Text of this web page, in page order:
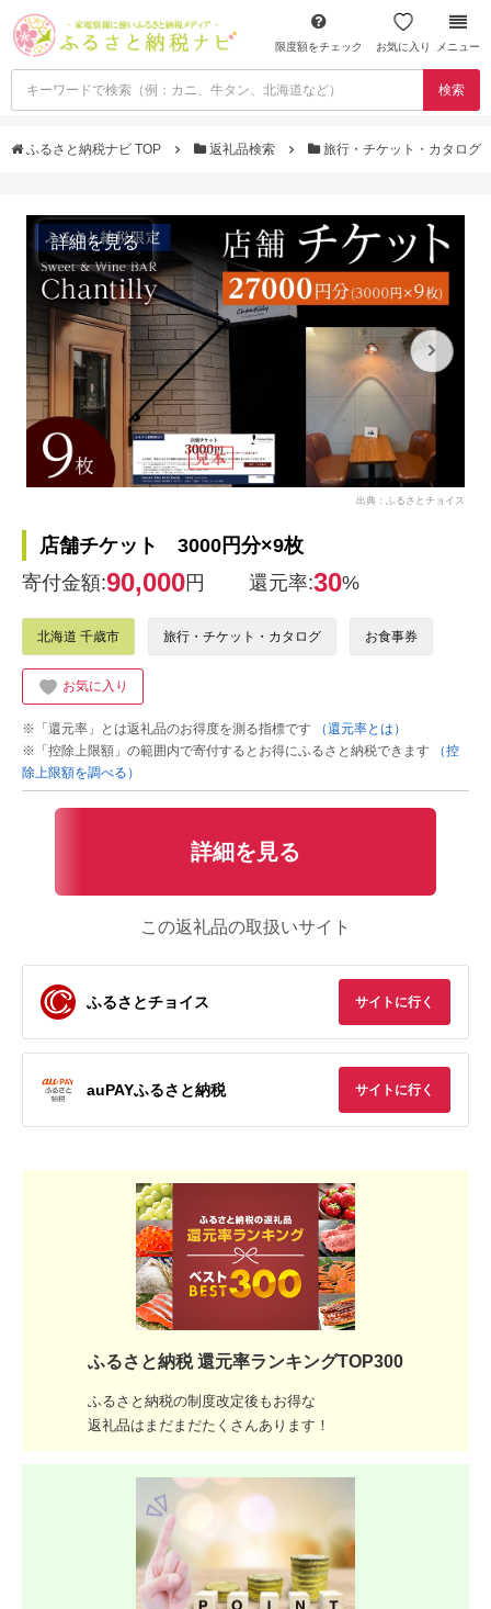
限度額をチェック お気に入り メニュー
検索
ふるさと納税ナビ TOP 返礼品検索 旅行・チケット・カタログ
詳細を見る
出典：ふるさとチョイス
店舗チケット 3000円分×9枚
寄付金額:90,000円 還元率:30%
北海道 千歳市 旅行・チケット・カタログ お食事券
お気に入り
※「還元率」とは返礼品のお得度を測る指標です
（還元率とは）
※「控除上限額」の範囲内で寄付するとお得にふるさと納税できます
（控
除上限額を調べる）
詳細を見る
この返礼品の取扱いサイト
ふるさとチョイス サイトに行く
auPAYふるさと納税 サイトに行く
ふるさと納税 還元率ランキングTOP300
ふるさと納税の制度改定後もお得な
返礼品はまだまだたくさんあります！